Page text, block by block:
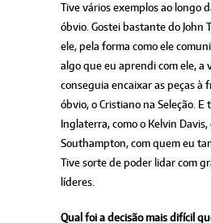
Tive vários exemplos ao longo
óbvio. Gostei bastante do John
ele, pela forma como ele
algo que eu aprendi com ele, a
conseguia encaixar as peças à
óbvio, o Cristiano na Seleção.
Inglaterra, como o Kelvin
Southampton, com quem eu
Tive sorte de poder lidar com
líderes.
Qual foi a decisão mais difícil